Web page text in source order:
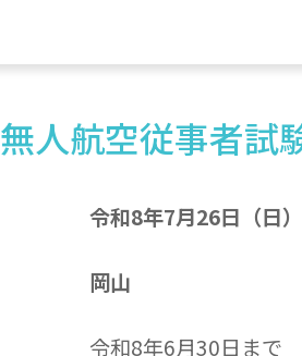
無人航空従事者試
令和8年7月26日（日）
岡山
令和8年6月30日まで